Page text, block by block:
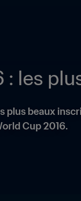
: les
plus beaux
Cup 2016.